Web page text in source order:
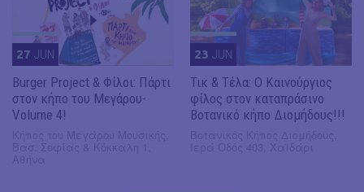
27 JUN
Burger Project & Φίλοι: Πάρτι
στον κήπο του Μεγάρου-
Volume 4!
23 JUN
Τικ & Τέλα: Ο Καινούργιος
φίλος στον καταπράσινο
Βοτανικό κήπο Διομήδους!!!